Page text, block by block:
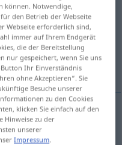
antippen)
können. Notwendige,
den Betrieb der Webseite
Webseite erforderlich sind,
immer auf Ihrem Endgerät
die der Bereitstellung
nur gespeichert, wenn Sie uns
Ihr Einverständnis
ohne Akzeptieren“. Sie
Besuche unserer
zu den Cookies
klicken Sie einfach auf den
Hinweise zu der
unserer
Impressum.